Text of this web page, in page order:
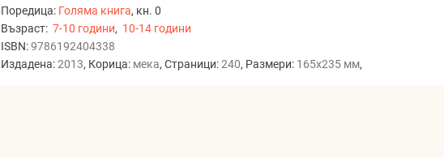
Поредица: Голяма книга, кн. 0
Възраст:7-10 години, 10-14 години
ISBN:9786192404338
Издадена:2013, Корица: мека, Страници:240, Размери: 165x235 мм,